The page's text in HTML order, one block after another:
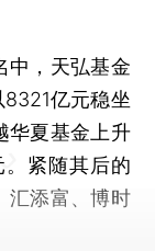
，天弘基金
亿元稳坐
华夏基金上升
紧随其后的
汇添富、博时